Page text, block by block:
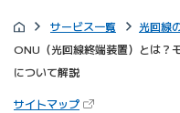
サービス一覧 光回線
ONU（光回線終端装置）とは？
について解説
サイトマップ（新しいタブで開き